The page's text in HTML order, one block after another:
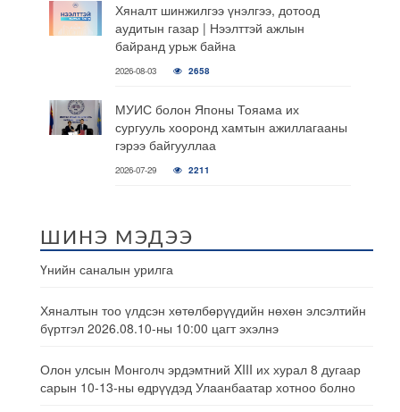
Хяналт шинжилгээ үнэлгээ, дотоод
аудитын газар | Нээлттэй ажлын
байранд урьж байна
2026-08-03 2658
МУИС болон Японы Тояама их
сургууль хооронд хамтын ажиллагааны
гэрээ байгууллаа
2026-07-29 2211
ШИНЭ МЭДЭЭ
Үнийн саналын урилга
Хяналтын тоо үлдсэн хөтөлбөрүүдийн нөхөн элсэлтийн
бүртгэл 2026.08.10-ны 10:00 цагт эхэлнэ
Олон улсын Монголч эрдэмтний XIII их хурал 8 дугаар
сарын 10-13-ны өдрүүдэд Улаанбаатар хотноо болно